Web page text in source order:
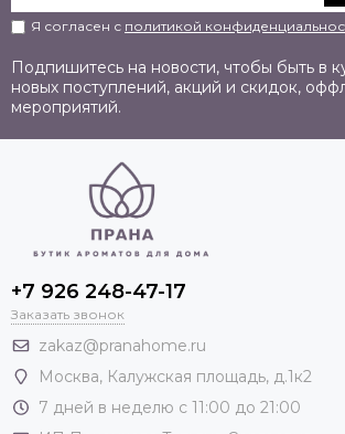
Я согласен с политикой
Подпишитесь на новости, чтобы быть в
новых поступлений, акций и скидок,
мероприятий.
+7 926 248-47-17
Заказать звонок
zakaz@pranahome.ru
Москва, Калужская площадь, д.1к2
7 дней в неделю с 11:00 до 21:00